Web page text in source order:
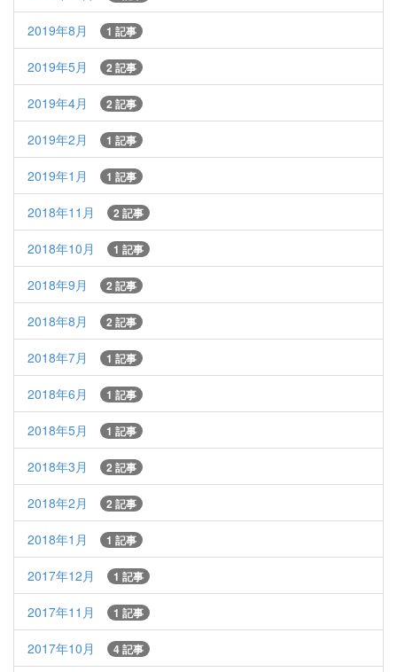
2019年8月 1 記事
2019年5月 2 記事
2019年4月 2 記事
2019年2月 1 記事
2019年1月 1 記事
2018年11月 2 記事
2018年10月 1 記事
2018年9月 2 記事
2018年8月 2 記事
2018年7月 1 記事
2018年6月 1 記事
2018年5月 1 記事
2018年3月 2 記事
2018年2月 2 記事
2018年1月 1 記事
2017年12月 1 記事
2017年11月 1 記事
2017年10月 4 記事